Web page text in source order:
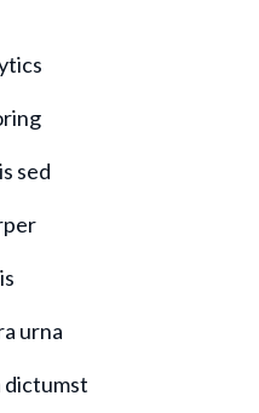
sed
urna
dictumst